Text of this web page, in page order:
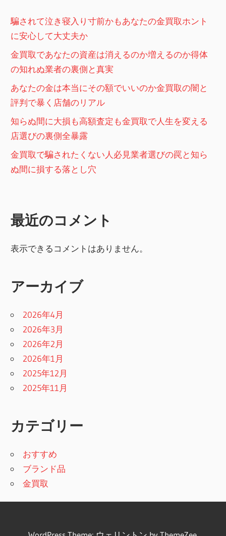
騙されて泣き寝入り寸前かもあなたの金買取ホント
に安心して大丈夫か
金買取であなたの資産は消えるのか増えるのか得体
の知れぬ業者の裏側と真実
あなたの金は本当にその額でいいのか金買取の闇と
評判で暴く店舗のリアル
知らぬ間に大損も高額査定も金買取で人生を変える
店選びの裏側全暴露
金買取で騙されたくない人必見業者選びの罠と知ら
ぬ間に損する落とし穴
最近のコメント
表示できるコメントはありません。
アーカイブ
2026年4月
2026年3月
2026年2月
2026年1月
2025年12月
2025年11月
カテゴリー
おすすめ
ブランド品
金買取